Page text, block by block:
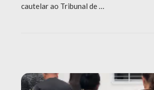
cautelar ao Tribunal de …